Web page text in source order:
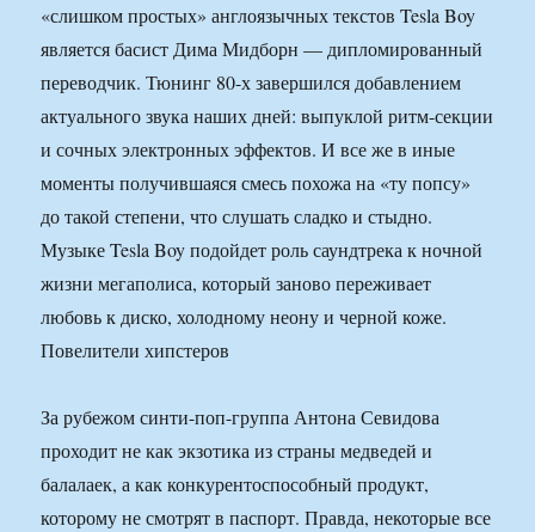
«слишком простых» англоязычных текстов Tesla Boy
является басист Дима Мидборн — дипломированный
переводчик. Тюнинг 80-х завершился добавлением
актуального звука наших дней: выпуклой ритм-секции
и сочных электронных эффектов. И все же в иные
моменты получившаяся смесь похожа на «ту попсу»
до такой степени, что слушать сладко и стыдно.
Музыке Tesla Boy подойдет роль саундтрека к ночной
жизни мегаполиса, который заново переживает
любовь к диско, холодному неону и черной коже.
Повелители хипстеров
За рубежом синти-поп-группа Антона Севидова
проходит не как экзотика из страны медведей и
балалаек, а как конкурентоспособный продукт,
которому не смотрят в паспорт. Правда, некоторые все